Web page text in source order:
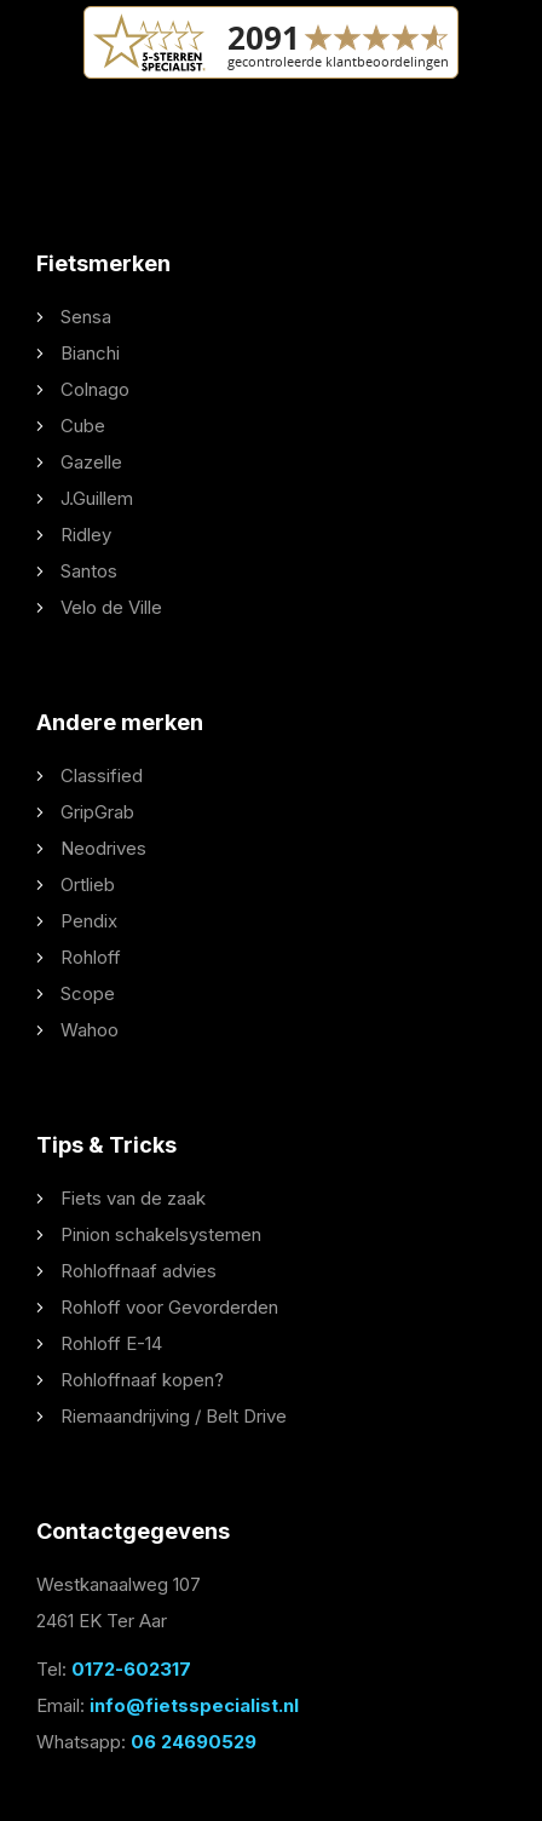
Fietsmerken
Sensa
Bianchi
Colnago
Cube
Gazelle
J.Guillem
Ridley
Santos
Velo de Ville
Andere merken
Classified
GripGrab
Neodrives
Ortlieb
Pendix
Rohloff
Scope
Wahoo
Tips & Tricks
Fiets van de zaak
Pinion schakelsystemen
Rohloffnaaf advies
Rohloff voor Gevorderden
Rohloff E-14
Rohloffnaaf kopen?
Riemaandrijving / Belt Drive
Contactgegevens
Westkanaalweg 107
2461 EK Ter Aar
Tel: 0172-602317
Email: info@fietsspecialist.nl
Whatsapp: 06 24690529